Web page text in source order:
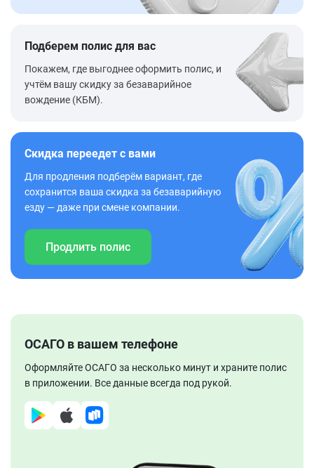
Подберем полис для вас
Покажем, где выгоднее оформить полис, и
учтём вашу скидку за безаварийное
вождение (КБМ).
Скидка переедет с вами
Для продления подберём вариант, где
сохранится ваша скидка за безаварийную
езду — даже при смене компании.
Продлить полис
ОСАГО в вашем телефоне
Оформляйте ОСАГО за несколько минут и храните полис
в приложении. Все данные всегда под рукой.